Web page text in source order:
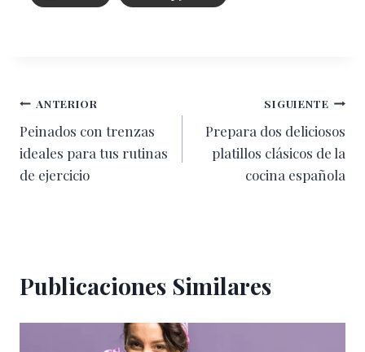
Navegación
de
entradas
ANTERIOR
Peinados con trenzas
ideales para tus rutinas
de ejercicio
SIGUIENTE
Prepara dos deliciosos
platillos clásicos de la
cocina española
Publicaciones Similares